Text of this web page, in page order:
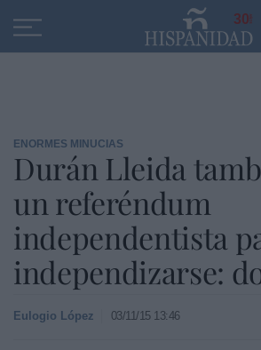
30
ENORMES MINUCIAS
Durán Lleida
un referéndum
independentista
independizarse:
Eulogio López 03/11/15 13:46